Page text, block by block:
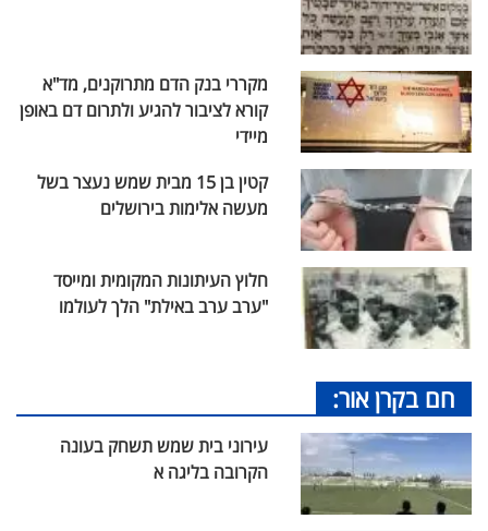
מקררי בנק הדם מתרוקנים, מד"א
קורא לציבור להגיע ולתרום דם באופן
מיידי
קטין בן 15 מבית שמש נעצר בשל
מעשה אלימות בירושלים
חלוץ העיתונות המקומית ומייסד
"ערב ערב באילת" הלך לעולמו
חם בקרן אור:
עירוני בית שמש תשחק בעונה
הקרובה בליגה א